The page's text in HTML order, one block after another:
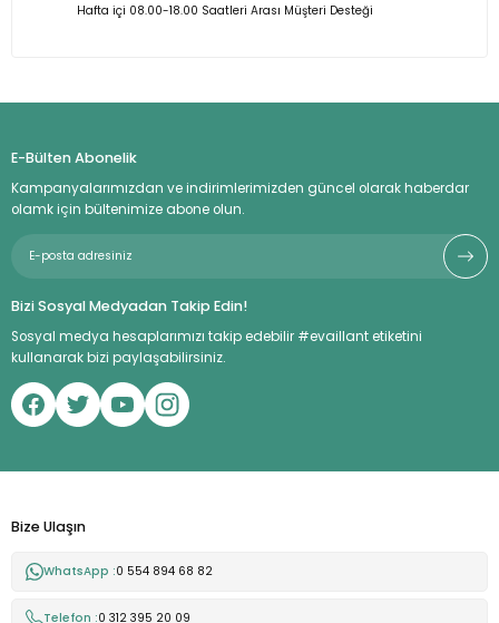
Hafta içi 08.00-18.00 Saatleri Arası Müşteri Desteği
E-Bülten Abonelik
Kampanyalarımızdan ve indirimlerimizden güncel olarak haberdar
olamk için bültenimize abone olun.
Bizi Sosyal Medyadan Takip Edin!
Sosyal medya hesaplarımızı takip edebilir #evaillant etiketini
kullanarak bizi paylaşabilirsiniz.
Bize Ulaşın
WhatsApp :0 554 894 68 82
Telefon :0 312 395 20 09